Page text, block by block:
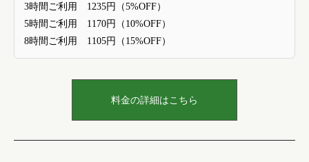
3時間ご利用 1235円（5%OFF）
5時間ご利用 1170円（10%OFF）
8時間ご利用 1105円（15%OFF）
料金の詳細はこちら